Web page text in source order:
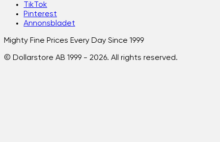
TikTok
Pinterest
Annonsbladet
Mighty Fine Prices Every Day Since 1999
© Dollarstore AB 1999 - 2026. All rights reserved.